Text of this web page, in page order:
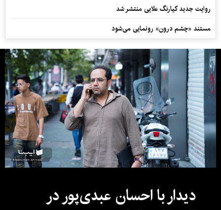
روایت جدید کیارنگ علایی منتشر شد
مستند «چشم درون» رونمایی می‌شود
دیدار با احسان عبدی‌پور در